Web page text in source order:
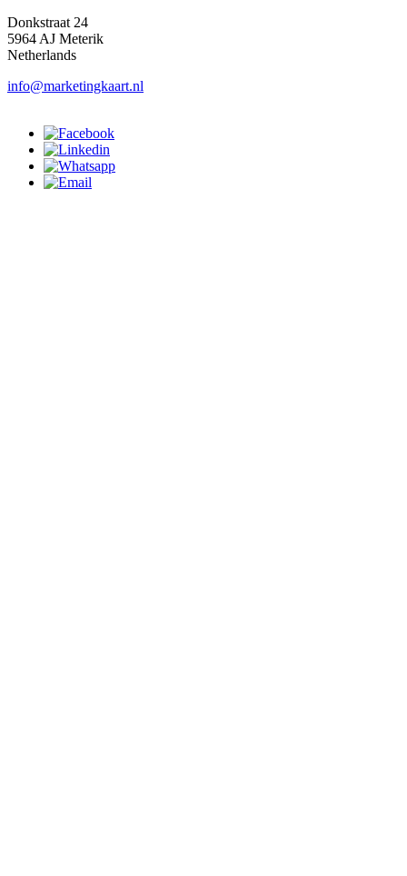
Donkstraat 24
5964 AJ Meterik
Netherlands
info@marketingkaart.nl